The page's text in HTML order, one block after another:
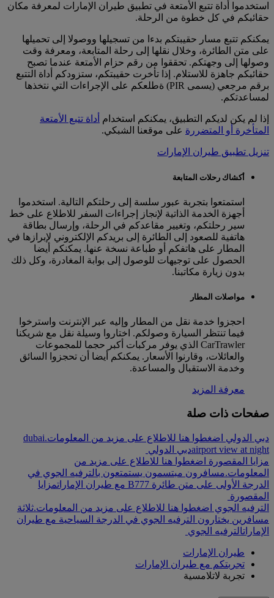
استخدموا أداة تتبع الأمتعة في تطبيق طيران الإمارات لمعرفة مكان
حقائبكم في كل خطوة من الرحلة.
يمكنكم تتبع مسار حقيبتكم بدءا من تسجيلها ووصولا إلى تحميلها
على متن الطائرة، وخلال نقلها إلى رحلة المتابعة، ومعرفة وقت
وصولها إلى وجهتكم. تحققوا من رقم حزام الأمتعة عندما تصبح
حقائبكم جاهزة للاستلام. إذا تأخرت حقيبتكم، ستزودكم أداة التتبع
برقم مرجعي (يسمى PIR) ةطلعكم على الإجراءات التي نتخذها
لمساعدتكم.
إذا لم يكن لديكم التطبيق، يمكنكم استخدام أداة تتبع الأمتعة
المتأخرة أو المتضررة على موقعنا الشبكي.
تنزيل تطبيق طيران الإمارات
أكشاك رحلات المتابعة
استمتعوا بتجربة عبور سلسة إلى رحلتكم التالية. استخدموا
أجهزة الخدمة الذاتية لإنجاز إجراءات السفر للاطلاع على خط
سير رحلتكم، وتغيير مقاعدكم في الرحلة، وإرسال بطاقة
هاتفية للصعود إلى الطائرة إلى بريدكم الإلكتروني لإبرازها في
المطار على هاتفكم أو طباعة نسخة عنها. يمكنكم أيضا
الحصول على توجيهات للوصول إلى بوابة المغادرة، وكل ذلك
بدون زيارة مكاتبنا.
مواصلات المطار
احجزوا خدمة نقل من المطار وإليه عبر الإنترنت واسترخوا
فيما تنتظر السيارة وصولكم. اختاروا وسيلة نقل مع شريكنا
CarTrawler الذي يوفر مركبات أكبر حجما للمجموعات
والعائلات، وقارنوا الأسعار. يمكنكم أيضا أن تحجزوا السائق
وخدمة الاستقبال والمساعدة.
معرفة المزيد
صفحات ذات صلة
دبي الدولي اضغطوا هنا للاطلاع على مزيد من المعلومات.dubai
airport view at nightدبي الدولي
مزايا المقصورة اضغطوا هنا للاطلاع على مزيد من
المعلومات.مسافرون مبتسمون يستمتعون بالترفيه الجوي في
الدرجة الأولى على متن طائرة B777 مع طيران الإمارات
مزايا
المقصورة
الترفيه الجوي اضغطوا هنا للاطلاع على مزيد من المعلومات.ثلاثة
مسافرين يختارون الترفيه الجوي في الدرجة السياحية مع طيران
الإماراتالترفيه الجوي
طيران الإمارات
تجربتكم مع طيران الإمارات
تجربة لاتلامسية